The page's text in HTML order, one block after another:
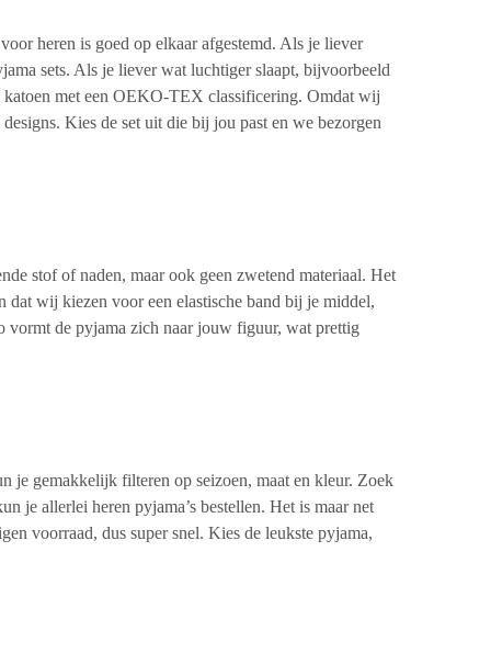
heren is goed op elkaar afgestemd. Als je liever
sets. Als je liever wat luchtiger slaapt, bijvoorbeeld
met een OEKO-TEX classificering. Omdat wij
Kies de set uit die bij jou past en we bezorgen
stof of naden, maar ook geen zwetend materiaal. Het
dat wij kiezen voor een elastische band bij je middel,
vormt de pyjama zich naar jouw figuur, wat prettig
je gemakkelijk filteren op seizoen, maat en kleur. Zoek
je allerlei heren pyjama’s bestellen. Het is maar net
voorraad, dus super snel. Kies de leukste pyjama,